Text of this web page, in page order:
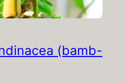
(bamb-